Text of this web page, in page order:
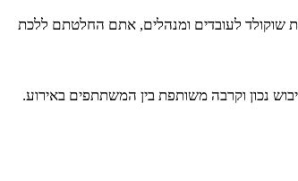
שוקולד לעובדים ומנהלים, אתם החלטתם ללכת
נכון וקרבה משותפת בין המשתתפים באירוע.